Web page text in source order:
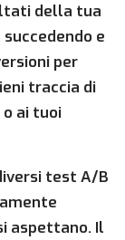
della tua
e
per
traccia di
ai tuoi
test A/B
aspettano. Il